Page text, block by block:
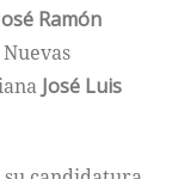
Ramón
José Luis